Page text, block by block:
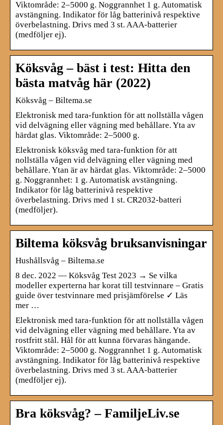
Viktområde: 2–5000 g. Noggrannhet 1 g. Automatisk
avstängning. Indikator för låg batterinivå respektive
överbelastning. Drivs med 3 st. AAA-batterier
(medföljer ej).
Köksvåg – bäst i test: Hitta den
bästa matvåg här (2022)
Köksvåg – Biltema.se
Elektronisk med tara-funktion för att nollställa vågen
vid delvägning eller vägning med behållare. Yta av
härdat glas. Viktområde: 2–5000 g.
Elektronisk köksvåg med tara-funktion för att
nollställa vågen vid delvägning eller vägning med
behållare. Ytan är av härdat glas. Viktområde: 2–5000
g. Noggrannhet: 1 g. Automatisk avstängning.
Indikator för låg batterinivå respektive
överbelastning. Drivs med 1 st. CR2032-batteri
(medföljer).
Biltema köksvåg bruksanvisningar
Hushållsvåg – Biltema.se
8 dec. 2022 — Köksvåg Test 2023 → Se vilka
modeller experterna har korat till testvinnare – Gratis
guide över testvinnare med prisjämförelse ✓ Läs
mer …
Elektronisk med tara-funktion för att nollställa vågen
vid delvägning eller vägning med behållare. Yta av
rostfritt stål. Hål för att kunna förvaras hängande.
Viktområde: 2–5000 g. Noggrannhet 1 g. Automatisk
avstängning. Indikator för låg batterinivå respektive
överbelastning. Drivs med 3 st. AAA-batterier
(medföljer ej).
Bra köksvåg? – FamiljeLiv.se